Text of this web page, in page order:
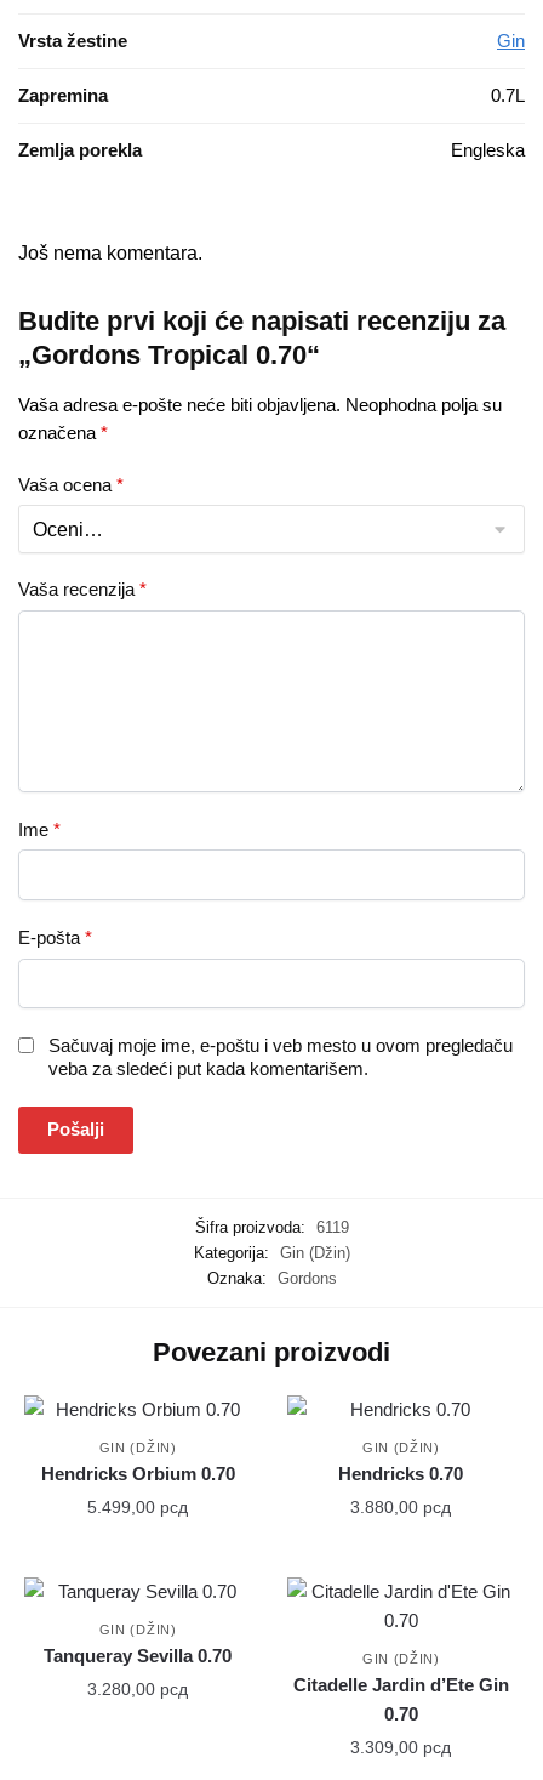
Vrsta žestine Gin
Zapremina 0.7L
Zemlja porekla Engleska
Još nema komentara.
Budite prvi koji će napisati recenziju za
„Gordons Tropical 0.70“
Vaša adresa e-pošte neće biti objavljena. Neophodna polja su
označena *
Vaša ocena *
Vaša recenzija *
Ime *
E-pošta *
Sačuvaj moje ime, e-poštu i veb mesto u ovom pregledaču
veba za sledeći put kada komentarišem.
Šifra proizvoda:
6119
Kategorija:
Gin (Džin)
Oznaka:
Gordons
Povezani proizvodi
GIN (DŽIN)
Hendricks Orbium 0.70
5.499,00 рсд
GIN (DŽIN)
Hendricks 0.70
3.880,00 рсд
GIN (DŽIN)
Tanqueray Sevilla 0.70
3.280,00 рсд
GIN (DŽIN)
Citadelle Jardin d’Ete Gin
0.70
3.309,00 рсд